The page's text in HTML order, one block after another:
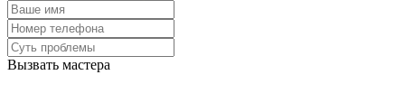
Вызвать мастера